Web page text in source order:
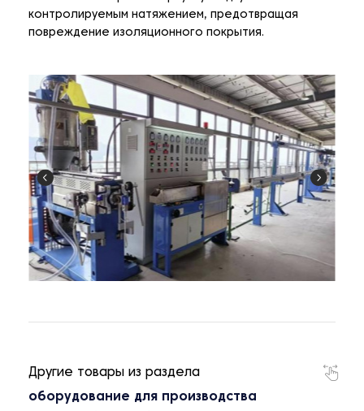
контролируемым натяжением, предотвращая
повреждение изоляционного покрытия.
Другие товары из раздела
оборудование для производства